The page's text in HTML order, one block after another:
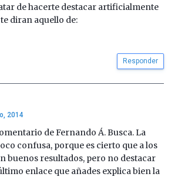
de hacerte destacar artificialmente
diran aquello de:
Responder
2014
de Fernando Á. Busca. La
confusa, porque es cierto que a los
buenos resultados, pero no destacar
enlace que añades explica bien la